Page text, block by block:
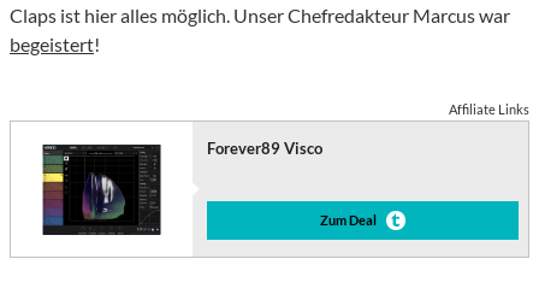
Claps ist hier alles möglich. Unser Chefredakteur Marcus war
begeistert!
Affiliate Links
Forever89 Visco
Zum Deal